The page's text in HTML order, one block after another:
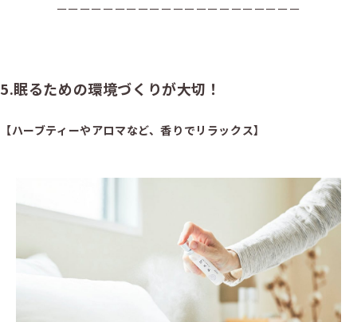
ーーーーーーーーーーーーーーーーーーーーー
5.眠るための環境づくりが大切！
【ハーブティーやアロマなど、香りでリラックス】